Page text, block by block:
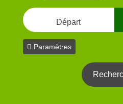
Départ
Paramètres